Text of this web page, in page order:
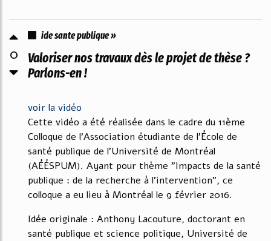
0
ide sante publique »
Valoriser nos travaux dès le projet de thèse ?
Parlons-en !
voir la vidéo
Cette vidéo a été réalisée dans le cadre du 11ème
Colloque de l'Association étudiante de l'École de
santé publique de l'Université de Montréal
(AÉÉSPUM). Ayant pour thème "Impacts de la santé
publique : de la recherche à l'intervention", ce
colloque a eu lieu à Montréal le 9 février 2016.
Idée originale : Anthony Lacouture, doctorant en
santé publique et science politique, Université de